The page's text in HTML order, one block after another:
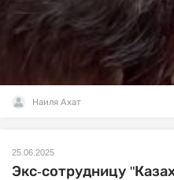
Наиля Ахат
25.06.2025
Экс-сотрудницу